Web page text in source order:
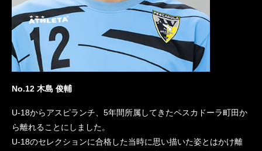
No.12 木島 俊輔
U-18からアスピランチ、5年間所属してきたペスカドーラ町田か
ら離れることにしました。
U-18のセレクションに合格した当時に思い描いた姿とはかけ離